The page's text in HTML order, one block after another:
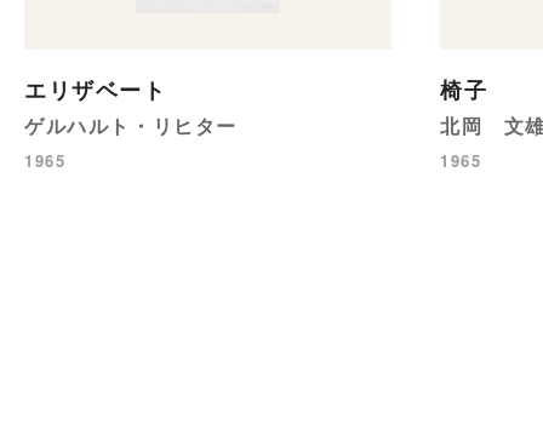
エリザベート
ゲルハルト・リヒター
1965
椅子
北岡 文
1965